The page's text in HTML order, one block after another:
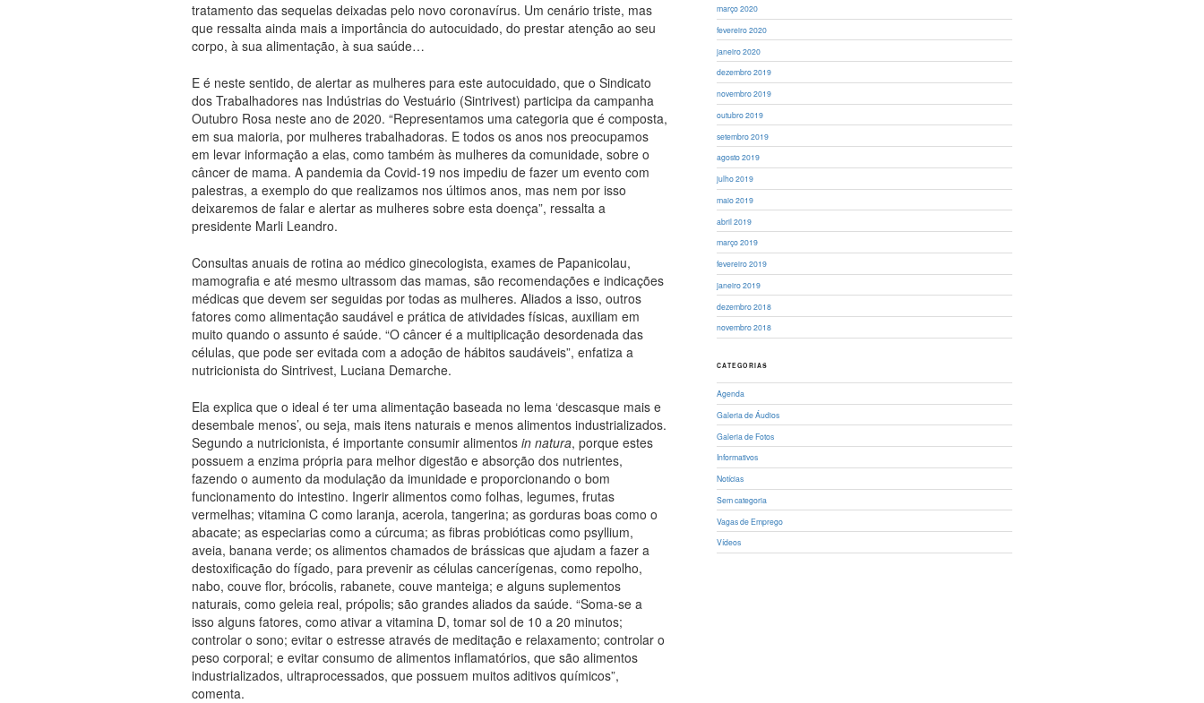
tratamento das sequelas deixadas pelo novo coronavírus. Um cenário triste, mas
que ressalta ainda mais a importância do autocuidado, do prestar atenção ao seu
corpo, à sua alimentação, à sua saúde…
E é neste sentido, de alertar as mulheres para este autocuidado, que o Sindicato
dos Trabalhadores nas Indústrias do Vestuário (Sintrivest) participa da campanha
Outubro Rosa neste ano de 2020. “Representamos uma categoria que é composta,
em sua maioria, por mulheres trabalhadoras. E todos os anos nos preocupamos
em levar informação a elas, como também às mulheres da comunidade, sobre o
câncer de mama. A pandemia da Covid-19 nos impediu de fazer um evento com
palestras, a exemplo do que realizamos nos últimos anos, mas nem por isso
deixaremos de falar e alertar as mulheres sobre esta doença”, ressalta a
presidente Marli Leandro.
Consultas anuais de rotina ao médico ginecologista, exames de Papanicolau,
mamografia e até mesmo ultrassom das mamas, são recomendações e indicações
médicas que devem ser seguidas por todas as mulheres. Aliados a isso, outros
fatores como alimentação saudável e prática de atividades físicas, auxiliam em
muito quando o assunto é saúde. “O câncer é a multiplicação desordenada das
células, que pode ser evitada com a adoção de hábitos saudáveis”, enfatiza a
nutricionista do Sintrivest, Luciana Demarche.
Ela explica que o ideal é ter uma alimentação baseada no lema ‘descasque mais e
desembale menos’, ou seja, mais itens naturais e menos alimentos industrializados.
Segundo a nutricionista, é importante consumir alimentos in natura, porque estes
possuem a enzima própria para melhor digestão e absorção dos nutrientes,
fazendo o aumento da modulação da imunidade e proporcionando o bom
funcionamento do intestino. Ingerir alimentos como folhas, legumes, frutas
vermelhas; vitamina C como laranja, acerola, tangerina; as gorduras boas como o
abacate; as especiarias como a cúrcuma; as fibras probióticas como psyllium,
aveia, banana verde; os alimentos chamados de brássicas que ajudam a fazer a
destoxificação do fígado, para prevenir as células cancerígenas, como repolho,
nabo, couve flor, brócolis, rabanete, couve manteiga; e alguns suplementos
naturais, como geleia real, própolis; são grandes aliados da saúde. “Soma-se a
isso alguns fatores, como ativar a vitamina D, tomar sol de 10 a 20 minutos;
controlar o sono; evitar o estresse através de meditação e relaxamento; controlar o
peso corporal; e evitar consumo de alimentos inflamatórios, que são alimentos
industrializados, ultraprocessados, que possuem muitos aditivos químicos”,
comenta.
março 2020
fevereiro 2020
janeiro 2020
dezembro 2019
novembro 2019
outubro 2019
setembro 2019
agosto 2019
julho 2019
maio 2019
abril 2019
março 2019
fevereiro 2019
janeiro 2019
dezembro 2018
novembro 2018
CATEGORIAS
Agenda
Galeria de Áudios
Galeria de Fotos
Informativos
Notícias
Sem categoria
Vagas de Emprego
Vídeos